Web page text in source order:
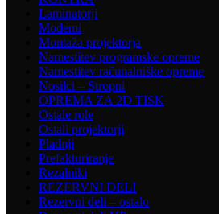
Laminatorji
Modemi
Montaža projektorja
Namestitev programske opreme
Namestitev računalniške opreme
Nosilci – Stropni
OPREMA ZA 2D TISK
Ostale role
Ostali projektorji
Pladnji
Prefakturiranje
Rezalniki
REZERVNI DELI
Rezervni deli – ostalo